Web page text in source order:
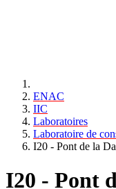
ENAC
IIC
Laboratoires
Laboratoire de
I20 - Pont de la
I20 - Pont